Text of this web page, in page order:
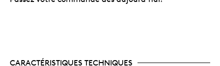
CARACTÉRISTIQUES TECHNIQUES